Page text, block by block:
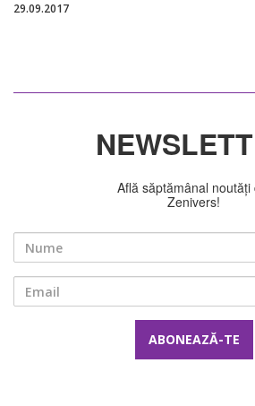
29.09.2017
Află săptămânal noutăți
Zenivers!